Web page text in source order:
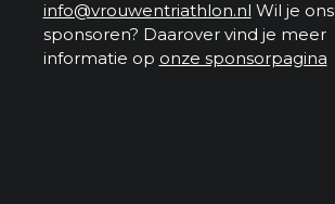
info@vrouwentriathlon.nl Wil je ons
sponsoren? Daarover vind je meer
informatie op onze sponsorpagina